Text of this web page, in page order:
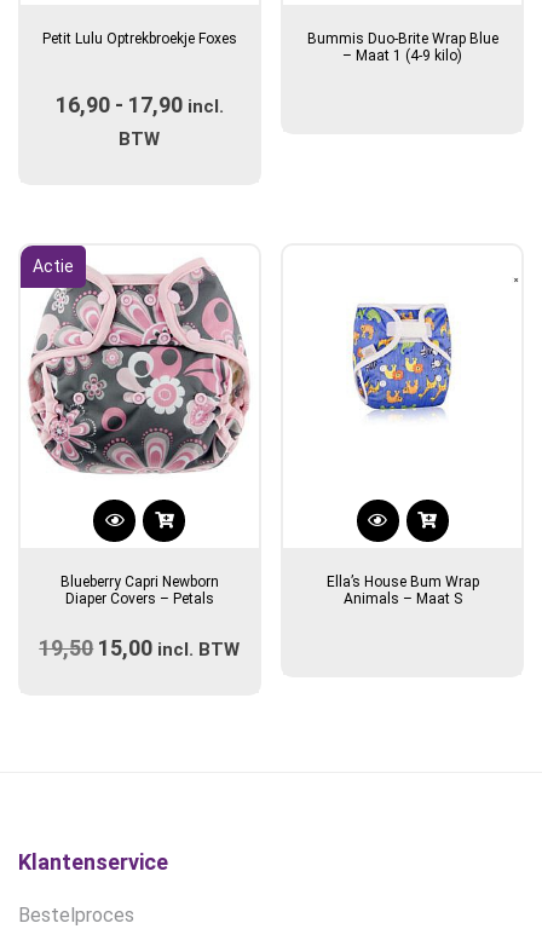
heeft
variaties.
Deze
op
de
productpagina
Petit Lulu Optrekbroekje Foxes
16,90 - 17,90Prijsklasse:
incl.
BTW
Bummis Duo-Brite Wrap Blue
– Maat 1 (4-9 kilo)
Actie
Blueberry Capri Newborn
Diaper Covers – Petals
19,50 Oorspronkelijke
15,00 Huidige
incl. BTW
Ella’s House Bum Wrap
Animals – Maat S
Klantenservice
Bestelproces